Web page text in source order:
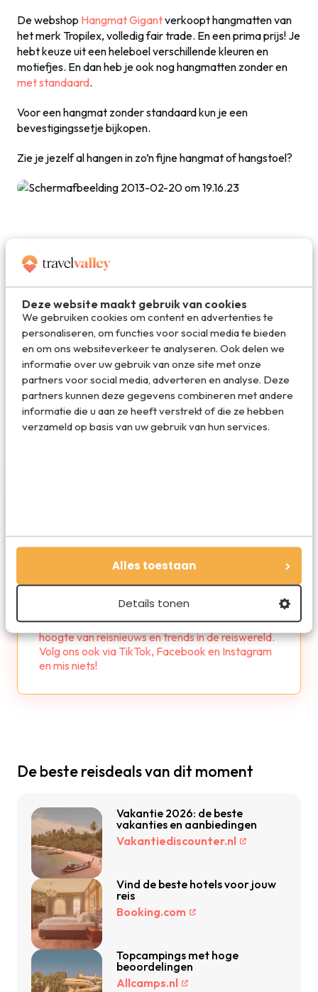
Deze website maakt gebruik van cookies
We gebruiken cookies om content en advertenties te
personaliseren, om functies voor social media te bieden
en om ons websiteverkeer te analyseren. Ook delen we
informatie over uw gebruik van onze site met onze
partners voor social media, adverteren en analyse. Deze
partners kunnen deze gegevens combineren met andere
informatie die u aan ze heeft verstrekt of die ze hebben
verzameld op basis van uw gebruik van hun services.
Alles toestaan
Details tonen
De webshop Hangmat Gigantverkoopt hangmatten van
het merk Tropilex, volledig fair trade. En een prima prijs! Je
hebt keuze uit een heleboel verschillende kleuren en
motiefjes. En dan heb je ook nog hangmatten zonder en
met standaard.
Voor een hangmat zonder standaard kun je een
bevestigingssetje bijkopen.
Zie je jezelf al hangen in zo’n fijne hangmat of hangstoel?
Deel dit artikel
Deel via E-mail
Deel op WhatsApp
Redactie Travelvalley
De redactie van Travelvalley houd je op de
hoogte van reisnieuws en trends in de reiswereld.
Volg ons ook via TikTok, Facebook en Instagram
en mis niets!
De beste reisdeals van dit moment
Vakantie 2026: de beste
vakanties en aanbiedingen
Vakantiediscounter.nl
Vind de beste hotels voor jouw
reis
Booking.com
Topcampings met hoge
beoordelingen
Allcamps.nl